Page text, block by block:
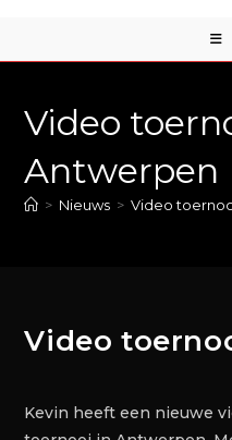
Video
Antwerpen
> Nieuws > Video
Video
Kevin heeft een nieuwe